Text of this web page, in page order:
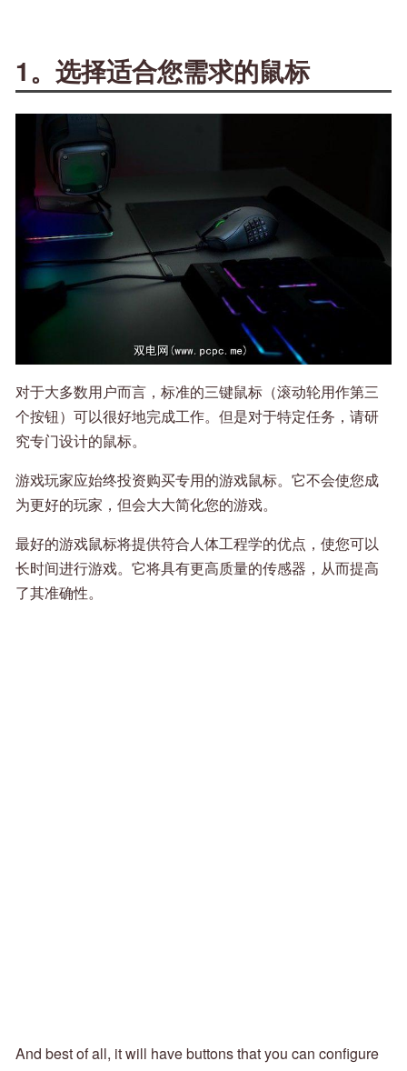
1。选择适合您需求的鼠标
对于大多数用户而言，标准的三键鼠标（滚动轮用作第三
个按钮）可以很好地完成工作。但是对于特定任务，请研
究专门设计的鼠标。
游戏玩家应始终投资购买专用的游戏鼠标。它不会使您成
为更好的玩家，但会大大简化您的游戏。
最好的游戏鼠标将提供符合人体工程学的优点，使您可以
长时间进行游戏。它将具有更高质量的传感器，从而提高
了其准确性。
And best of all, it will have buttons that you can configure